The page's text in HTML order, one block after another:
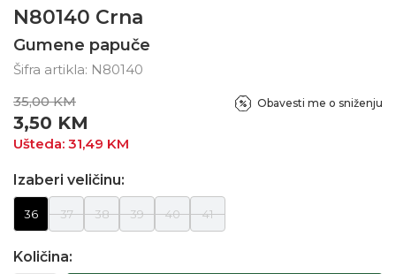
N80140 Crna
Gumene papuče
Šifra artikla: N80140
35,00 KM
3,50 KM
Ušteda: 31,49 KM
Obavesti me o sniženju
Izaberi veličinu:
36 37 38 39 40 41
Količina: